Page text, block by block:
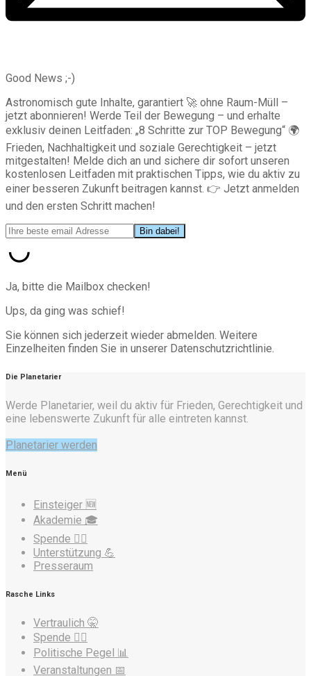
Good News ;-)
Astronomisch gute Inhalte, garantiert 🚀 ohne Raum-Müll –
jetzt abonnieren! Werde Teil der Bewegung – und erhalte
exklusiv deinen Leitfaden: „8 Schritte zur TOP Bewegung“ 🌍
Frieden, Nachhaltigkeit und soziale Gerechtigkeit – jetzt
mitgestalten! Melde dich an und sichere dir sofort unseren
kostenlosen Leitfaden mit praktischen Tipps, wie du aktiv zu
einer besseren Zukunft beitragen kannst. 👉 Jetzt anmelden
und den ersten Schritt machen!
Ja, bitte die Mailbox checken!
Ups, da ging was schief!
Sie können sich jederzeit wieder abmelden. Weitere
Einzelheiten finden Sie in unserer Datenschutzrichtlinie.
Die Planetarier
Werde Planetarier, weil du aktiv für Frieden, Gerechtigkeit und
eine lebenswerte Zukunft für alle eintreten kannst.
Planetarier werden
Menü
Einsteiger 🆕
Akademie 🎓
Spende ❤️‍🔥
Unterstützung 💪
Presseraum
Rasche Links
Vertraulich 🤫
Spende ❤️‍🔥
Politische Pegel 📊
Veranstaltungen 📅